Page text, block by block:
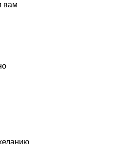
вам